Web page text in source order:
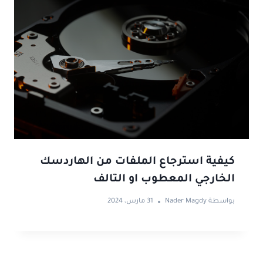
كيفية استرجاع الملفات من الهاردسك
الخارجي المعطوب او التالف
بواسطة Nader Magdy 31 مارس، 2024